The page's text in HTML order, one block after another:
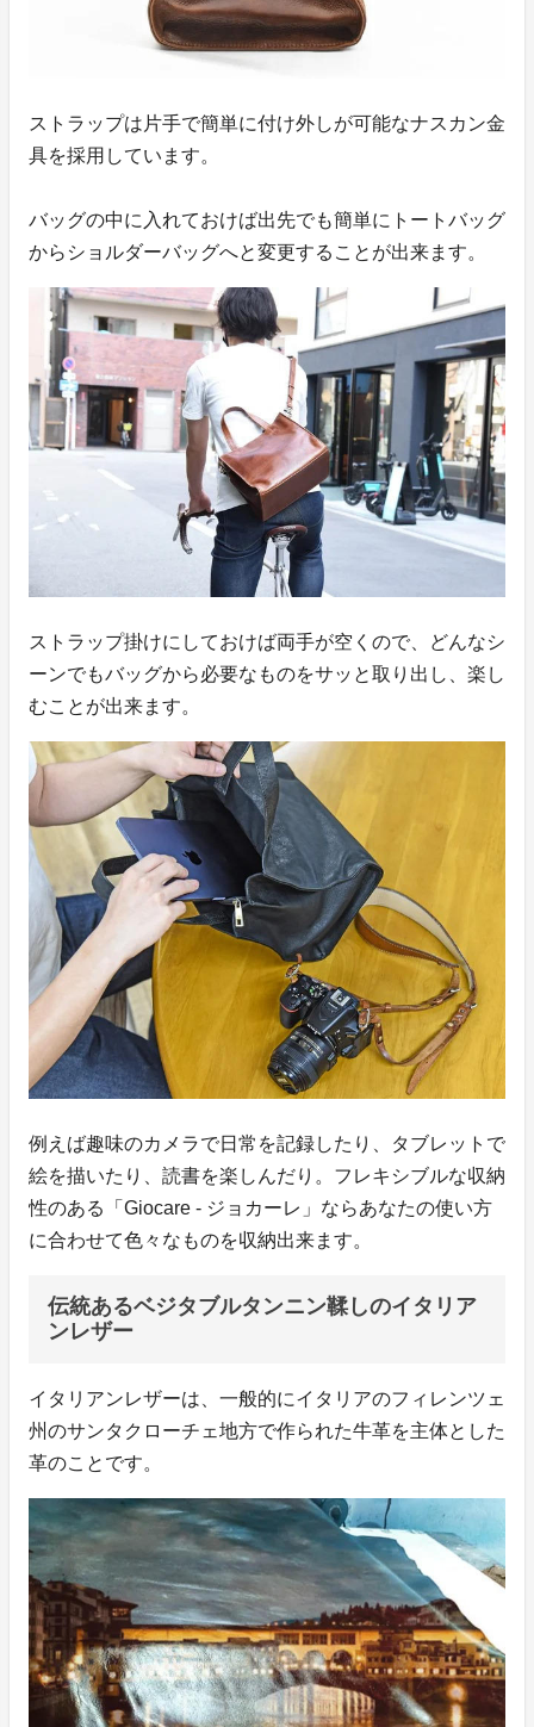
ストラップは片手で簡単に付け外しが可能なナスカン金
具を採用しています。
バッグの中に入れておけば出先でも簡単にトートバッグ
からショルダーバッグへと変更することが出来ます。
ストラップ掛けにしておけば両手が空くので、どんなシ
ーンでもバッグから必要なものをサッと取り出し、楽し
むことが出来ます。
例えば趣味のカメラで日常を記録したり、タブレットで
絵を描いたり、読書を楽しんだり。フレキシブルな収納
性のある「Giocare - ジョカーレ」ならあなたの使い方
に合わせて色々なものを収納出来ます。
伝統あるベジタブルタンニン鞣しのイタリア
ンレザー
イタリアンレザーは、一般的にイタリアのフィレンツェ
州のサンタクローチェ地方で作られた牛革を主体とした
革のことです。